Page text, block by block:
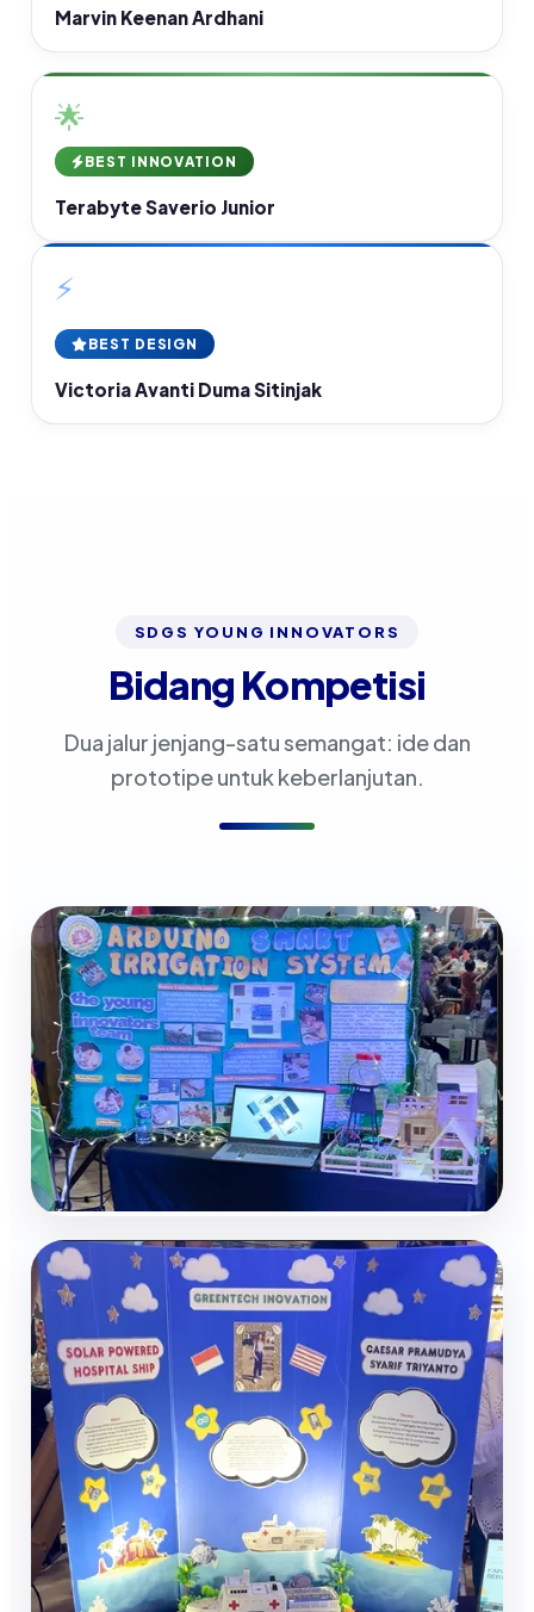
Marvin Keenan Ardhani
🌟
BEST INNOVATION
Terabyte Saverio Junior
⚡
BEST DESIGN
Victoria Avanti Duma Sitinjak
SDGS YOUNG INNOVATORS
Bidang Kompetisi
Dua jalur jenjang-satu semangat: ide dan
prototipe untuk keberlanjutan.